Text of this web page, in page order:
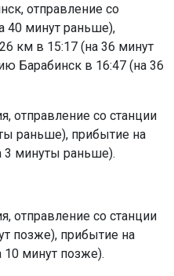
отправление со
40 минут раньше),
км в 15:17 (на 36 минут
Барабинск в 16:47 (на 36
отправление со станции
раньше), прибытие на
3 минуты раньше).
отправление со станции
позже), прибытие на
минут позже).